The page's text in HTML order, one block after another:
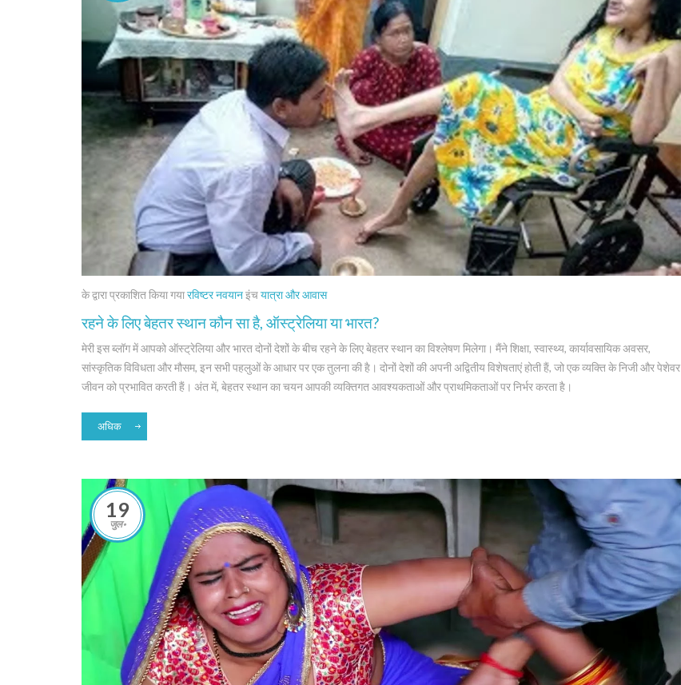
के द्वारा प्रकाशित किया गयारविष्टर नवयानइंचयात्रा और आवास
रहने के लिए बेहतर स्थान कौन सा है, ऑस्ट्रेलिया या भारत?
मेरी इस ब्लॉग में आपको ऑस्ट्रेलिया और भारत दोनों देशों के बीच रहने के लिए बेहतर स्थान का विश्लेषण मिलेगा। मैंने शिक्षा, स्वास्थ्य, कार्यावसायिक अवसर,
सांस्कृतिक विविधता और मौसम, इन सभी पहलुओं के आधार पर एक तुलना की है। दोनों देशों की अपनी अद्वितीय विशेषताएं होती हैं, जो एक व्यक्ति के निजी और पेशेवर
जीवन को प्रभावित करती हैं। अंत में, बेहतर स्थान का चयन आपकी व्यक्तिगत आवश्यकताओं और प्राथमिकताओं पर निर्भर करता है।
अधिक
19
जुल॰